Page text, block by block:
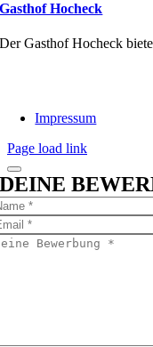
Gasthof Hocheck
Der Gasthof Hocheck
Impressum
Page load link
DEINE